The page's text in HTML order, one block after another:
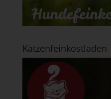
Katzenfeinkostladen